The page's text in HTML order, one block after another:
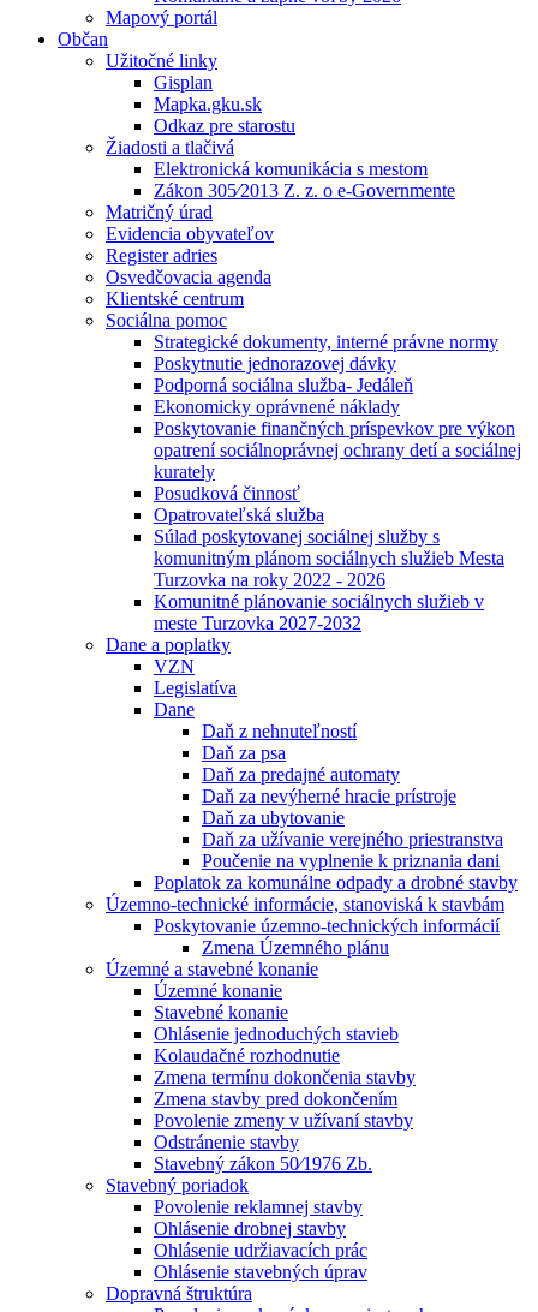
Mapový portál
Občan
Užitočné linky
Gisplan
Mapka.gku.sk
Odkaz pre starostu
Žiadosti a tlačivá
Elektronická komunikácia s mestom
Zákon 305⁄2013 Z. z. o e-Governmente
Matričný úrad
Evidencia obyvateľov
Register adries
Osvedčovacia agenda
Klientské centrum
Sociálna pomoc
Strategické dokumenty, interné právne normy
Poskytnutie jednorazovej dávky
Podporná sociálna služba- Jedáleň
Ekonomicky oprávnené náklady
Poskytovanie finančných príspevkov pre výkon
opatrení sociálnoprávnej ochrany detí a sociálnej
kurately
Posudková činnosť
Opatrovateľská služba
Súlad poskytovanej sociálnej služby s
komunitným plánom sociálnych služieb Mesta
Turzovka na roky 2022 - 2026
Komunitné plánovanie sociálnych služieb v
meste Turzovka 2027-2032
Dane a poplatky
VZN
Legislatíva
Dane
Daň z nehnuteľností
Daň za psa
Daň za predajné automaty
Daň za nevýherné hracie prístroje
Daň za ubytovanie
Daň za užívanie verejného priestranstva
Poučenie na vyplnenie k priznania dani
Poplatok za komunálne odpady a drobné stavby
Územno-technické informácie, stanoviská k stavbám
Poskytovanie územno-technických informácií
Zmena Územného plánu
Územné a stavebné konanie
Územné konanie
Stavebné konanie
Ohlásenie jednoduchých stavieb
Kolaudačné rozhodnutie
Zmena termínu dokončenia stavby
Zmena stavby pred dokončením
Povolenie zmeny v užívaní stavby
Odstránenie stavby
Stavebný zákon 50⁄1976 Zb.
Stavebný poriadok
Povolenie reklamnej stavby
Ohlásenie drobnej stavby
Ohlásenie udržiavacích prác
Ohlásenie stavebných úprav
Dopravná štruktúra